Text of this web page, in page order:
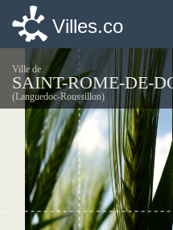
Villes.co
Ville de
SAINT-ROME-DE-
(Languedoc-Roussillon)
Villes.co